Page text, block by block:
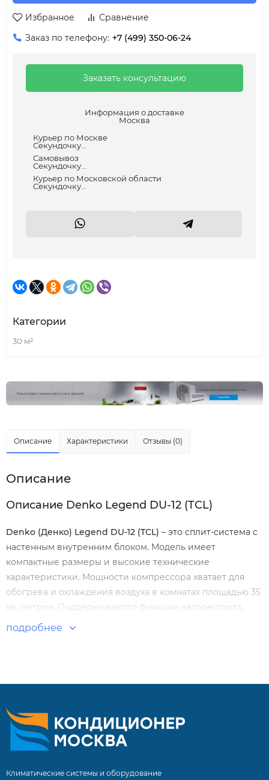
Избранное
Сравнение
Заказ по телефону: +7 (499) 350-06-24
Заказать консультацию
Информация о доставке
Москва
Курьер по Москве
Секундочку...
Самовывоз
Секундочку...
Курьер по Московской области
Секундочку...
Категории
30 м²
Описание Характеристики Отзывы (0)
Описание
Описание Denko Legend DU-12 (TCL)
Denko (Денко) Legend DU-12 (TCL) – это сплит-система с
настенным внутренним блоком. Модель имеет
компактные размеры и высокие технические
характеристики. Мощности компрессора хватает для
обогрева и охлаждения воздуха в комнатах площадью 35
кв. метров. Поддерживаются функции авторестарта,
самодиагностики, таймера.
Функция «Антиплесень».
Автоматический перезапуск.
подробнее
Климатические системы и оборудование